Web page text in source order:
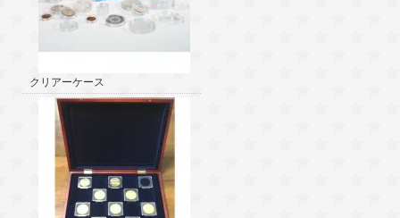
クリアーケース